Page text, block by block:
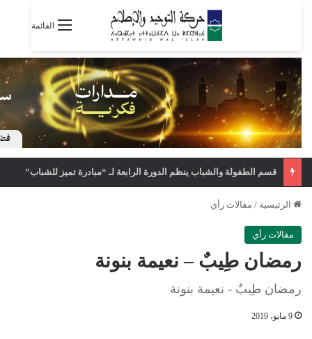
القائمة
قسم الطفولة والشباب ينظم الدورة الرابعة لـ “مبادرة تميز للشباب”
الرئيسية / مقالات رأي
مقالات رأي
رمضان طِيبٌ – نعيمة بنونة
رمضان طِيبٌ - نعيمة بنونة
9 مايو، 2019